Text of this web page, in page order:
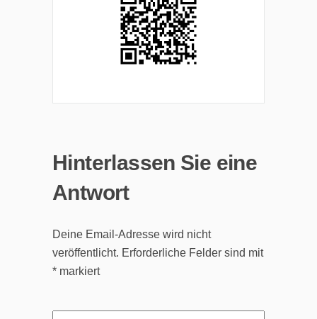
Hinterlassen Sie eine
Antwort
Deine Email-Adresse wird nicht
veröffentlicht. Erforderliche Felder sind mit
* markiert